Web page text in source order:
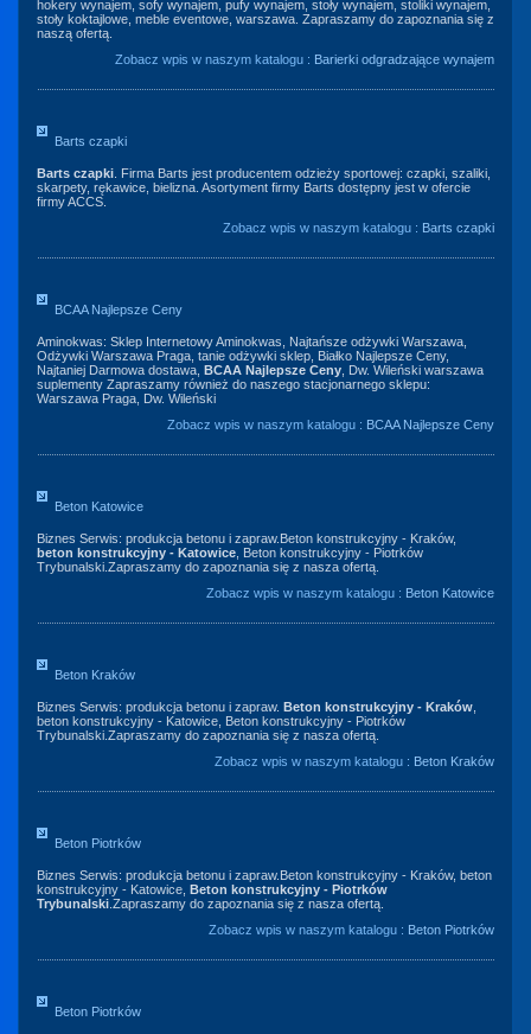
hokery wynajem, sofy wynajem, pufy wynajem, stoły wynajem, stoliki wynajem,
stoły koktajlowe, meble eventowe, warszawa. Zapraszamy do zapoznania się z
naszą ofertą.
Zobacz wpis w naszym katalogu : Barierki odgradzające wynajem
Barts czapki
Barts czapki . Firma Barts jest producentem odzieży sportowej: czapki, szaliki,
skarpety, rękawice, bielizna. Asortyment firmy Barts dostępny jest w ofercie
firmy ACCS.
Zobacz wpis w naszym katalogu : Barts czapki
BCAA Najlepsze Ceny
Aminokwas: Sklep Internetowy Aminokwas, Najtańsze odżywki Warszawa,
Odżywki Warszawa Praga, tanie odżywki sklep, Białko Najlepsze Ceny,
Najtaniej Darmowa dostawa, BCAA Najlepsze Ceny , Dw. Wileński warszawa
suplementy Zapraszamy również do naszego stacjonarnego sklepu:
Warszawa Praga, Dw. Wileński
Zobacz wpis w naszym katalogu : BCAA Najlepsze Ceny
Beton Katowice
Biznes Serwis: produkcja betonu i zapraw.Beton konstrukcyjny - Kraków,
beton konstrukcyjny - Katowice , Beton konstrukcyjny - Piotrków
Trybunalski.Zapraszamy do zapoznania się z nasza ofertą.
Zobacz wpis w naszym katalogu : Beton Katowice
Beton Kraków
Biznes Serwis: produkcja betonu i zapraw. Beton konstrukcyjny - Kraków
beton konstrukcyjny - Katowice, Beton konstrukcyjny - Piotrków
Trybunalski.Zapraszamy do zapoznania się z nasza ofertą.
Zobacz wpis w naszym katalogu : Beton Kraków
Beton Piotrków
Biznes Serwis: produkcja betonu i zapraw.Beton konstrukcyjny - Kraków, beton
konstrukcyjny - Katowice, Beton konstrukcyjny - Piotrków
Trybunalski .Zapraszamy do zapoznania się z nasza ofertą.
Zobacz wpis w naszym katalogu : Beton Piotrków
Beton Piotrków